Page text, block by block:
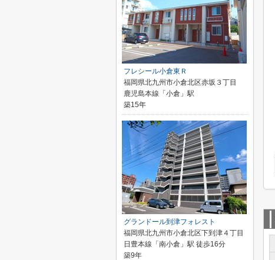
フレシール小倉東Ｒ
福岡県北九州市小倉北区赤坂３丁目
鹿児島本線「小倉」駅
築15年
グランドール到津フォレスト
福岡県北九州市小倉北区下到津４丁目
日豊本線「南小倉」駅 徒歩16分
築9年